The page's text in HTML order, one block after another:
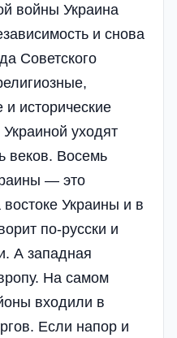
войны Украина
и снова
Советского
и исторические
уходят
веков. Восемь
— это
востоке Украины и в
по-русски и
А западная
На самом
входили в
Если напор и